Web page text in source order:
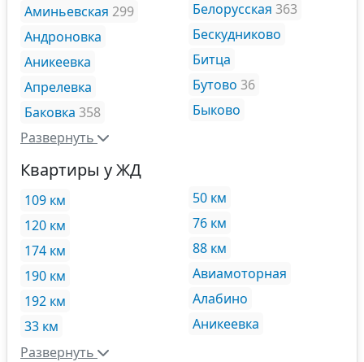
Аминьевская 299
Андроновка
Аникеевка
Апрелевка
Баковка 358
Белорусская 363
Бескудниково
Битца
Бутово 36
Быково
Развернуть
Квартиры у ЖД
109 км
120 км
174 км
190 км
192 км
33 км
50 км
76 км
88 км
Авиамоторная
Алабино
Аникеевка
Развернуть